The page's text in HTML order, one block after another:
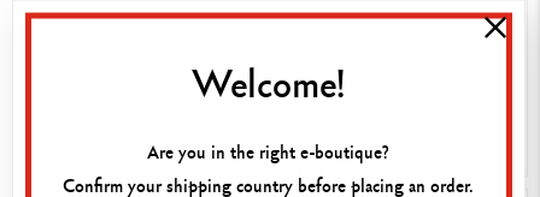
8,50 €
ACQUISTO RAPIDO
8,50 €
TUBO 80 ML ACRILICO BLU
ACQUISTO RAPIDO
Welcome!
Are you in the right e-boutique?
Confirm your shipping country before placing an order.